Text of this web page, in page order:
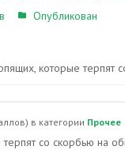
Опубликован
которые терпят
в категории Прочее
со скорбью на